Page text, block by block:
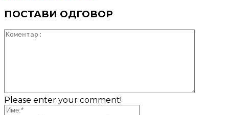
ПОСТАВИ ОДГОВОР
Please enter your comment!